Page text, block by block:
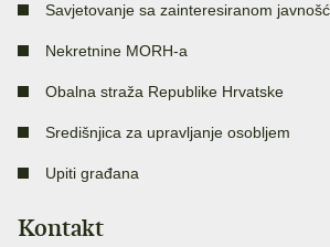
Savjetovanje sa zainteresiranom
Nekretnine MORH-a
Obalna straža Republike Hrvatske
Središnjica za upravljanje osobljem
Upiti građana
Kontakt